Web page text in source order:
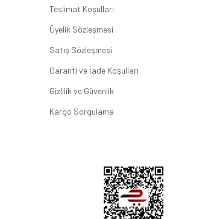
Teslimat Koşulları
Üyelik Sözleşmesi
Satış Sözleşmesi
Garanti ve İade Koşulları
Gizlilik ve Güvenlik
Kargo Sorgulama